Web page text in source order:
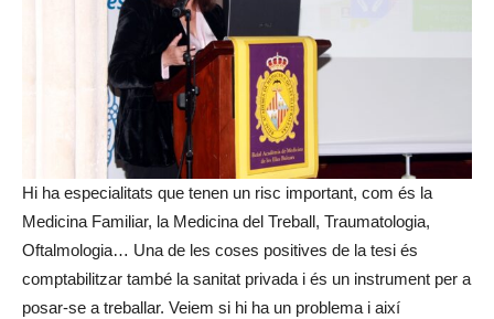
Hi ha especialitats que tenen un risc important, com és la
Medicina Familiar, la Medicina del Treball, Traumatologia,
Oftalmologia… Una de les coses positives de la tesi és
comptabilitzar també la sanitat privada i és un instrument per a
posar-se a treballar. Veiem si hi ha un problema i així